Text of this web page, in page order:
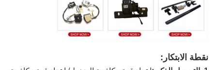
نقطة الابتكار: